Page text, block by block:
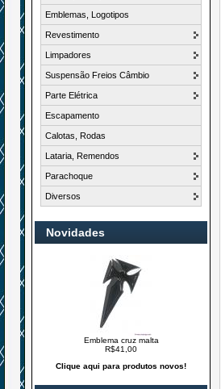
Emblemas, Logotipos
Revestimento
Limpadores
Suspensão Freios Câmbio
Parte Elétrica
Escapamento
Calotas, Rodas
Lataria, Remendos
Parachoque
Diversos
Novidades
Emblema cruz malta
R$41,00
Clique aqui para produtos novos!